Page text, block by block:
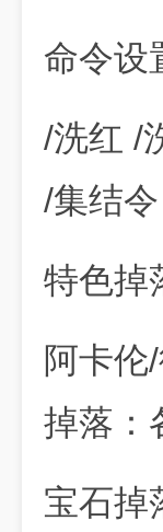
命令设
/洗红 /
/集结
特色掉
阿卡伦
掉落：
宝石掉